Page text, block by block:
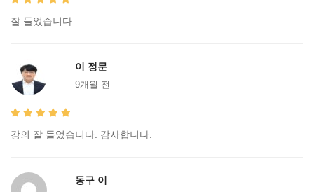
잘 들었습니다
이 정문
9개월 전
강의 잘 들었습니다. 감사합니다.
동구 이